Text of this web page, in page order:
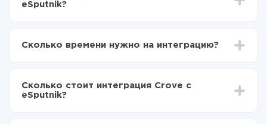
eSputnik?
Выбираете какие данные передавать из Crove в
передаваться из Crove в eSputnik
Сколько времени нужно на интеграцию?
отличаться и составлять от 5-ти до 30-минут. В
среднем настройка занимает 10-15 минут.
Сколько стоит интеграция Crove с
eSputnik?